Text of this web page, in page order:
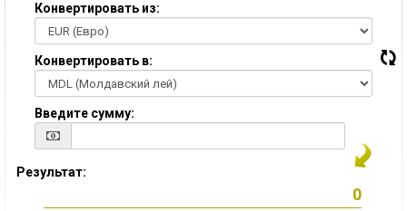
Конвертировать из:
Конвертировать в:
Введите сумму:
Результат: